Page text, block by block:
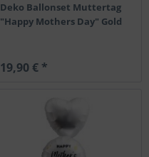
Deko Ballonset Muttertag
"Happy Mothers Day" Gold
19,90 € *